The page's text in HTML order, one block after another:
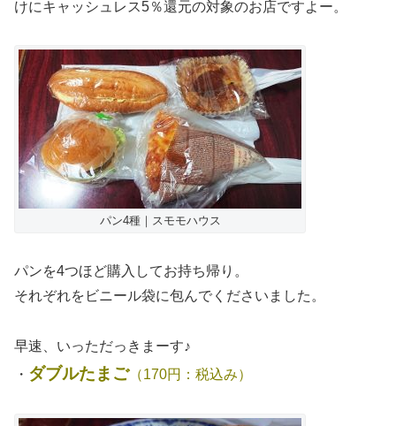
けにキャッシュレス5％還元の対象のお店ですよー。
パン4種｜スモモハウス
パンを4つほど購入してお持ち帰り。
それぞれをビニール袋に包んでくださいました。
早速、いっただっきまーす♪
・ ダブルたまご（170円：税込み）